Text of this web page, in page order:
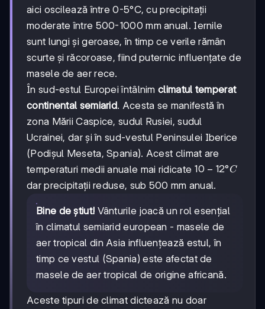
aici oscilează între 0-5°C, cu precipitații
moderate între 500-1000 mm anual. Iernile
sunt lungi și geroase, în timp ce verile rămân
scurte și răcoroase, fiind puternic influențate de
masele de aer rece.
În sud-estul Europei întâlnim climatul temperat
continental semiarid. Acesta se manifestă în
zona Mării Caspice, sudul Rusiei, sudul
Ucrainei, dar și în sud-vestul Peninsulei Iberice
(Podișul Meseta, Spania). Acest climat are
temperaturi medii anuale mai ridicate 10-
12°C
10 − 12°C
dar precipitații reduse, sub 500 mm anual.
Bine de știut! Vânturile joacă un rol esențial
în climatul semiarid european - masele de
aer tropical din Asia influențează estul, în
timp ce vestul (Spania) este afectat de
masele de aer tropical de origine africană.
Aceste tipuri de climat dictează nu doar